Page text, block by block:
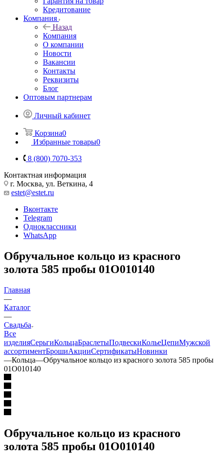
Кредитование
Компания
Назад
Компания
О компании
Новости
Вакансии
Контакты
Реквизиты
Блог
Оптовым партнерам
Личный кабинет
Корзина0
Избранные товары0
8 (800) 7070-353
Контактная информация
г. Москва, ул. Веткина, 4
estet@estet.ru
Вконтакте
Telegram
Одноклассники
WhatsApp
Обручальное кольцо из красного
золота 585 пробы 01О010140
Главная
—
Каталог
—
Свадьба
Все
изделияСерьгиКольцаБраслетыПодвескиКольеЦепиМужской
ассортиментБрошиАкцииСертификатыНовинки
—Кольца—Обручальное кольцо из красного золота 585 пробы
01О010140
Обручальное кольцо из красного
золота 585 пробы 01О010140